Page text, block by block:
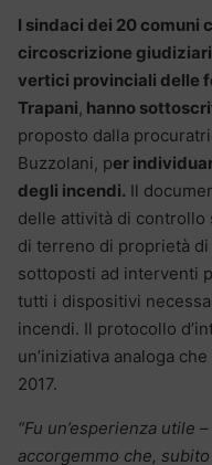
I sindaci dei 20 comuni
circoscrizione
vertici provinciali delle
Trapani, hanno
proposto dalla
Buzzolani, per
degli incendi. Il
delle attività di
di terreno di proprietà
sottoposti ad interventi
tutti i dispositivi
incendi. Il protocollo
un’iniziativa analoga
2017.
“Fu un’esperienza utile
accorgemmo che,